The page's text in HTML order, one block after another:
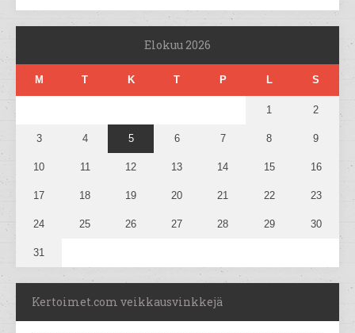
Elokuu 2026
M T K T P L S
1 2
3 4 5 6 7 8 9
10 11 12 13 14 15 16
17 18 19 20 21 22 23
24 25 26 27 28 29 30
31
Kertoimet.com veikkausvinkkejä